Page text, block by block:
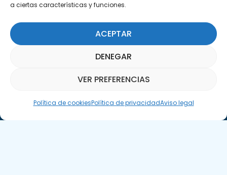
a ciertas características y funciones.
ACEPTAR
DENEGAR
VER PREFERENCIAS
Política de cookiesPolítica de privacidadAviso legal
Suscríbete a nuestra Newsletter
SUSCRÍBETE AQUÍ